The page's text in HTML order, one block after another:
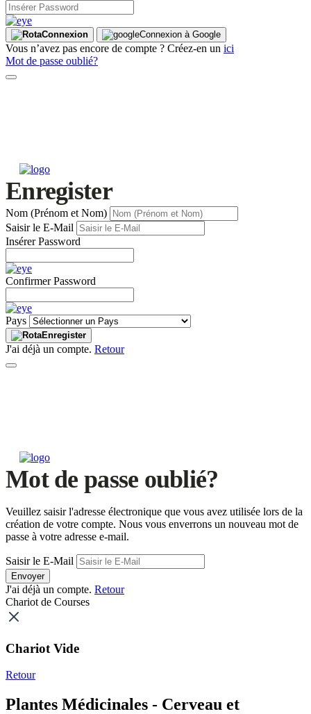
Connexion Connexion à Google
Vous n’avez pas encore de compte ? Créez-en un ici
Mot de passe oublié?
Enregister
Nom (Prénom et Nom)
Saisir le E-Mail
Insérer Password
Confirmer Password
Pays
Enregister
J'ai déjà un compte. Retour
Mot de passe oublié?
Veuillez saisir l'adresse électronique que vous avez utilisée lors de la
création de votre compte. Nous vous enverrons un nouveau mot de
passe à votre adresse e-mail.
Saisir le E-Mail
Envoyer
J'ai déjà un compte. Retour
Chariot de Courses
Chariot Vide
Retour
Plantes Médicinales - Cerveau et